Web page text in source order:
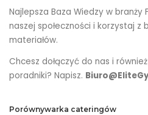
Najlepsza Baza Wiedzy w branży
naszej społeczności i korzystaj z
materiałów.
Chcesz dołączyć do nas i
poradniki? Napisz.
Porównywarka cateringów